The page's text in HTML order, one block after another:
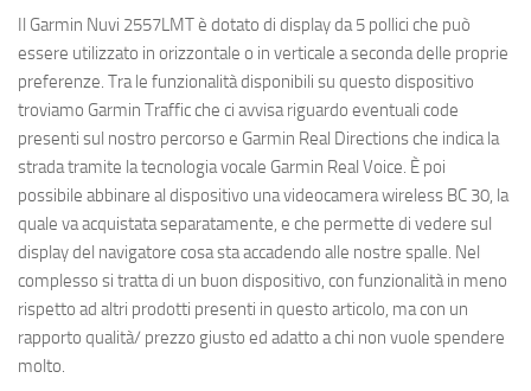
Il Garmin Nuvi 2557LMT è dotato di display da 5 pollici che può
essere utilizzato in orizzontale o in verticale a seconda delle proprie
preferenze. Tra le funzionalità disponibili su questo dispositivo
troviamo Garmin Traffic che ci avvisa riguardo eventuali code
presenti sul nostro percorso e Garmin Real Directions che indica la
strada tramite la tecnologia vocale Garmin Real Voice. È poi
possibile abbinare al dispositivo una videocamera wireless BC 30, la
quale va acquistata separatamente, e che permette di vedere sul
display del navigatore cosa sta accadendo alle nostre spalle. Nel
complesso si tratta di un buon dispositivo, con funzionalità in meno
rispetto ad altri prodotti presenti in questo articolo, ma con un
rapporto qualità/ prezzo giusto ed adatto a chi non vuole spendere
molto.